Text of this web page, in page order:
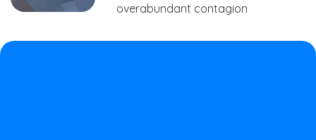
overabundant contagion